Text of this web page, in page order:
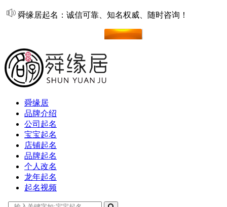
舜缘居起名：诚信可靠、知名权威、随时咨询！
舜缘居
品牌介绍
公司起名
宝宝起名
店铺起名
品牌起名
个人改名
龙年起名
起名视频